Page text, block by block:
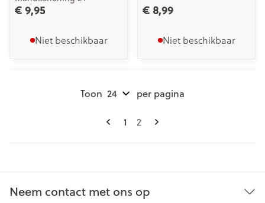
€ 9,95
Niet beschikbaar
€ 8,99
Niet beschikbaar
Pagina's
U lees momenteel pagina
1 Pagina
2
Toon per pagina
Neem contact met ons op